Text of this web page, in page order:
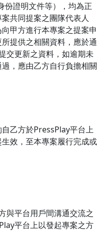
份證明文件等），均為正
共同提案之團隊代表人
甲方進行本專案之提案申
提供之相關資料，應於通
交更新之資料，如逾期未
，應由乙方自行負擔相關
乙方於PressPlay平台上
效，至本專案履行完成或
與平台用戶間溝通交流之
平台上以發起專案之方